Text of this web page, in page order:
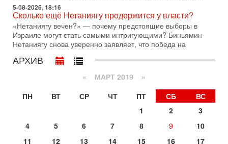
Иран доведет Трампа до крайних мер? Разбор и
оценка от военного обозревателя Давида Шарпа
Ситуация вокруг противостояния Ирана и США накаляется
с каждым днем. Почему Трамп в самый последний момент
отменил решение о нанесении тяжелых ударов
30-07-2026, 16:54
Покупатель авиакомпании «Аркия» намерен
запретить полеты по субботам!
Вокруг возможной продажи авиакомпании «Аркия»
разгорается громкий конфликт.
Трамп готовит удар по Ирану - НОВОСТИ 30/07/2026
5-08-2026, 18:16
Сколько ещё Нетаниягу продержится у власти?
«Нетаниягу вечен?» — почему предстоящие выборы в
Израиле могут стать самыми интригующими? Биньямин
Нетаниягу снова уверенно заявляет, что победа на
АРХИВ
« МАРТ 2019 »
ПН
ВТ СР ЧТ ПТ СБ
ВС
1
2
3
4
5 6 7 8 9
10
11
12 13 14 15 16
17